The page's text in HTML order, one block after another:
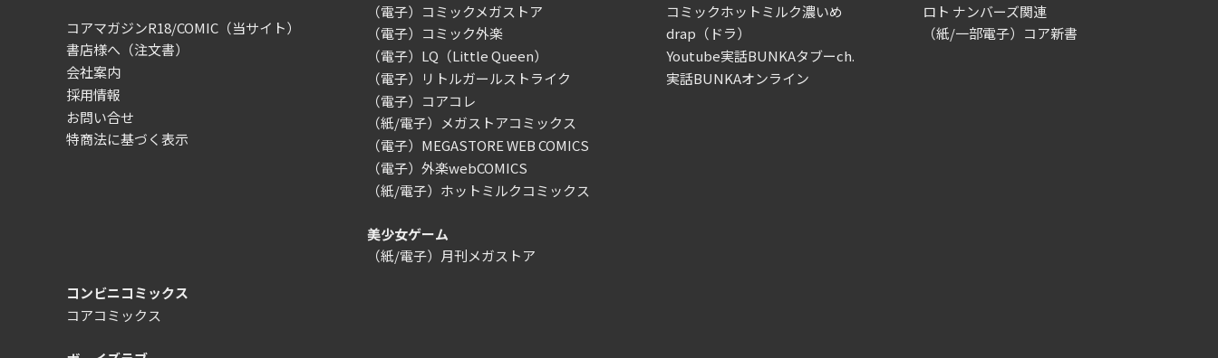
コアマガジンR18/COMIC（当サイト）
書店様へ（注文書）
会社案内
採用情報
お問い合せ
特商法に基づく表示
（電子）コミックメガストア
（電子）コミック外楽
（電子）LQ（Little Queen）
（電子）リトルガールストライク
（電子）コアコレ
（紙/電子）メガストアコミックス
（電子）MEGASTORE WEB COMICS
（電子）外楽webCOMICS
（紙/電子）ホットミルクコミックス
美少女ゲーム
（紙/電子）月刊メガストア
コミックホットミルク濃いめ
drap（ドラ）
Youtube実話BUNKAタブーch.
実話BUNKAオンライン
ロト ナンバーズ関連
（紙/一部電子）コア新書
コンビニコミックス
コアコミックス